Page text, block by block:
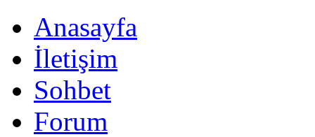
Anasayfa
İletişim
Sohbet
Forum